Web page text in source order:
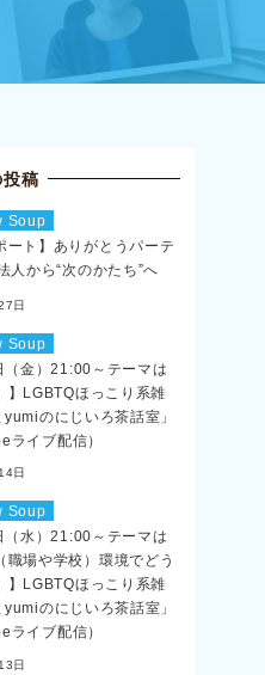
稿
Soup
ート】ありがとうパーテ
人から“次のかたち”へ
日
Soup
（金）21:00～テーマは
】LGBTQほっこり系雑
のにじいろ茶話室」
ライブ配信）
日
Soup
（水）21:00～テーマは
職場や学校）環境でどう
】LGBTQほっこり系雑
のにじいろ茶話室」
ライブ配信）
日